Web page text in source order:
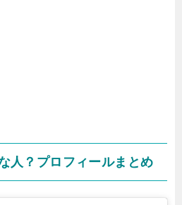
人？プロフィールまとめ